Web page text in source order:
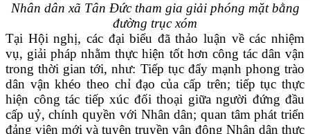
Nhân dân xã Tân Đức tham gia giải phóng mặt bằng
đường trục xóm
Tại Hội nghị, các đại biểu đã thảo luận về các nhiệm
vụ, giải pháp nhằm thực hiện tốt hơn công tác dân vận
trong thời gian tới, như: Tiếp tục đẩy mạnh phong trào
dân vận khéo theo chỉ đạo của cấp trên; tiếp tục thực
hiện công tác tiếp xúc đối thoại giữa người đứng đầu
cấp uỷ, chính quyền với Nhân dân; quan tâm phát triển
đảng viên mới và tuyên truyền vận động Nhân dân thực